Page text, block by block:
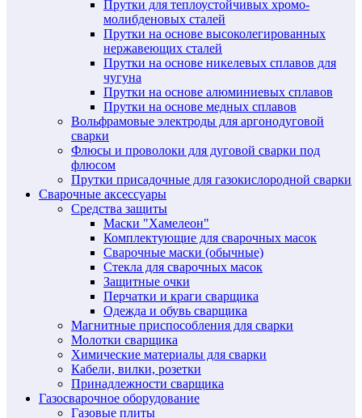
Прутки для теплоустойчивых хромо-
молибденовых сталей
Прутки на основе высоколегированных
нержавеющих сталей
Прутки на основе никелевых сплавов для
чугуна
Прутки на основе алюминиевых сплавов
Прутки на основе медных сплавов
Вольфрамовые электроды для аргонодуговой
сварки
Флюсы и проволоки для дуговой сварки под
флюсом
Прутки присадочные для газокислородной сварки
Сварочные аксессуары
Средства защиты
Маски "Хамелеон"
Комплектующие для сварочных масок
Сварочные маски (обычные)
Стекла для сварочных масок
Защитные очки
Перчатки и краги сварщика
Одежда и обувь сварщика
Магнитные приспособления для сварки
Молотки сварщика
Химические материалы для сварки
Кабели, вилки, розетки
Принадлежности сварщика
Газосварочное оборудование
Газовые плиты